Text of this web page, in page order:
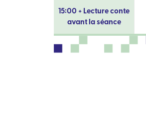
15:00 + Lecture conte
avant la séance